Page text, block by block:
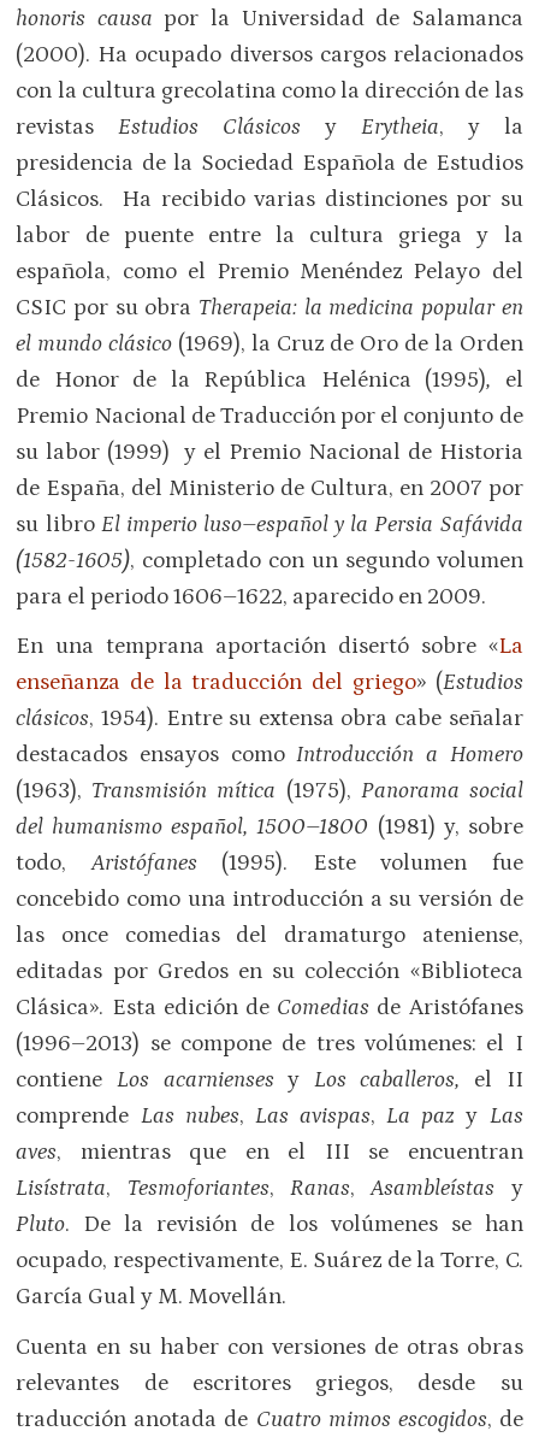
honoris causa por la Universidad de Salamanca
(2000). Ha ocupado diversos cargos relacionados
con la cultura grecolatina como la dirección de las
revistasEstudios Clásicos y Erytheia, y la
presidencia de la Sociedad Española de Estudios
Clásicos. Ha recibido varias distinciones por su
labor de puente entre la cultura griega y la
española, como el Premio Menéndez Pelayo del
CSIC por su obra Therapeia: la medicina popular en
el mundo clásico (1969), la Cruz de Oro de la Orden
de Honor de la República Helénica (1995), el
Premio Nacional de Traducción por el conjunto de
su labor (1999) y el Premio Nacional de Historia
de España, del Ministerio de Cultura, en 2007 por
su libro El imperio luso–español y la Persia Safávida
(1582-1605), completado con un segundo volumen
para el periodo 1606–1622, aparecido en 2009.
En una temprana aportación disertó sobre «La
enseñanza de la traducción del griego» (Estudios
clásicos, 1954). Entre su extensa obra cabe señalar
destacados ensayos comoIntroducción a Homero
(1963), Transmisión mítica (1975), Panorama social
del humanismo español, 1500–1800 (1981) y, sobre
todo,Aristófanes (1995). Este volumen fue
concebido como una introducción a su versión de
las once comedias del dramaturgo ateniense,
editadas por Gredos en su colección «Biblioteca
Clásica». Esta edición de Comedias de Aristófanes
(1996–2013) se compone de tres volúmenes: el I
contieneLos acarniensesy Los caballeros, el II
comprende Las nubes, Las avispas, La pazy Las
aves, mientras que en el III se encuentran
Lisístrata, Tesmoforiantes, Ranas,Asambleístas y
Pluto. De la revisión de los volúmenes se han
ocupado, respectivamente, E. Suárez de la Torre, C.
García Gual y M. Movellán.
Cuenta en su haber con versiones de otras obras
relevantes de escritores griegos, desde su
traducción anotada de Cuatro mimos escogidos, de